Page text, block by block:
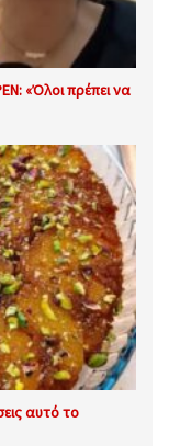
«Όλοι πρέπει να
αυτό το